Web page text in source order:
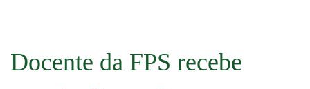
Docente da FPS recebe